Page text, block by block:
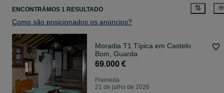
ENCONTRÁMOS 1 RESULTADO
Como são posicionados os anúncios?
Moradia T1 Típica em Castelo
Bom, Guarda
69.000 €
Freineda
21 de julho de 2026